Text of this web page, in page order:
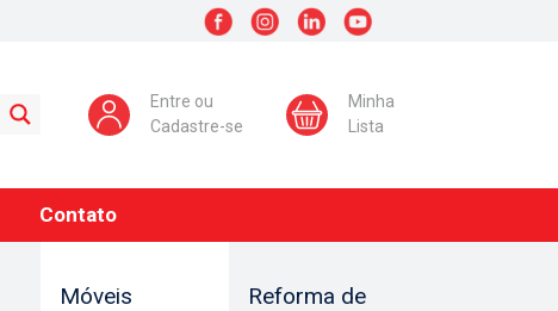
Entre ou
Cadastre-se
Minha
Lista
Contato
Móveis
Reforma de